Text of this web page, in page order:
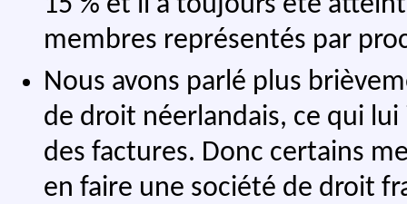
15 % et il a toujours été
membres représentés par
Nous avons parlé plus
de droit néerlandais, ce qui
des factures. Donc certains
en faire une société de droit